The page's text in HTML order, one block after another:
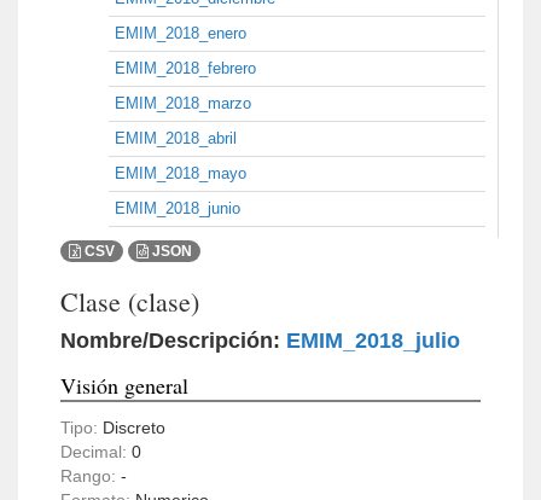
EMIM_2018_enero
EMIM_2018_febrero
EMIM_2018_marzo
EMIM_2018_abril
EMIM_2018_mayo
EMIM_2018_junio
CSV JSON
Clase (clase)
Nombre/Descripción: EMIM_2018_julio
Visión general
Tipo: Discreto
Decimal: 0
Rango: -